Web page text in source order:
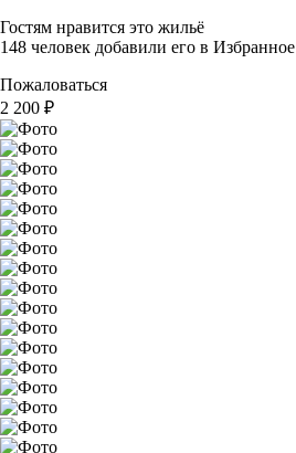
Гостям нравится это жильё
148 человек добавили его в Избранное
Пожаловаться
2 200 ₽